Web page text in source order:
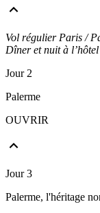
Vol régulier Paris /
Dîner et nuit à
Jour 2
Palerme
OUVRIR
Jour 3
Palerme, l'héritage